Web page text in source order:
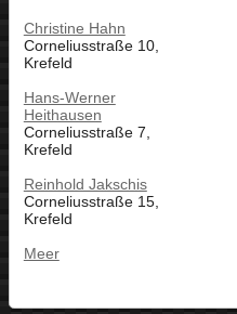
Christine Hahn
Corneliusstraße 10,
Krefeld
Hans-Werner
Heithausen
Corneliusstraße 7,
Krefeld
Reinhold Jakschis
Corneliusstraße 15,
Krefeld
Meer